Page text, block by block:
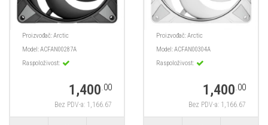
Proizvođač:Arctic
Model:ACFAN00287A
Raspoloživost:
1,400.00
Bez PDV-a: 1,166.67
Proizvođač:Arctic
Model:ACFAN00304A
Raspoloživost:
1,400.00
Bez PDV-a: 1,166.67